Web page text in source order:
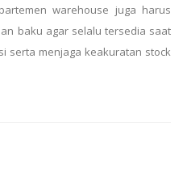
warehouse juga harus
baku agar selalu tersedia saat
serta menjaga keakuratan stock